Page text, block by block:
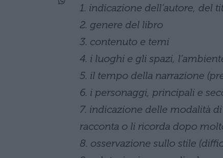
1. indicazione dell’autore, del
2. genere del libro
3. contenuto e temi
4. i luoghi e gli spazi,
5. il tempo della narrazione
6. i personaggi, principali e
7. indicazione delle modalità
racconta o li ricorda dopo
8. osservazione sullo stile